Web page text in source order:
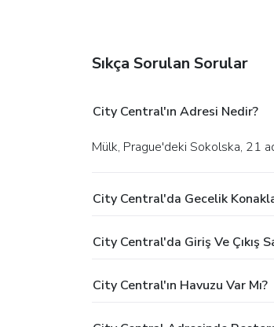
Sıkça Sorulan Sorular
City Central'ın Adresi Nedir?
Mülk, Prague'deki Sokolska, 21
City Central'da Gecelik
City Central'da Giriş Ve Çıkış
City Central'ın Havuzu Var Mı?